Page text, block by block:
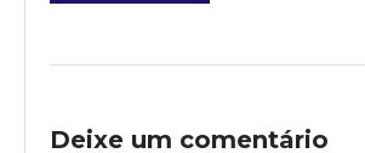
Deixe um comentário